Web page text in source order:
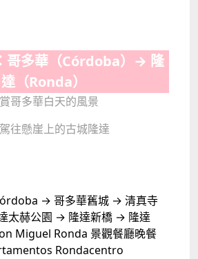
哥多華（Córdoba）→ 隆
達（Ronda）
哥多華白天的風景
往懸崖上的古城隆達
→ 哥多華舊城 → 清真寺
太赫公園 → 隆達新橋 → 隆達
Miguel Ronda 景觀餐廳晚餐
Rondacentro